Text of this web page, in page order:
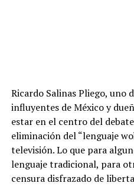
Ricardo Salinas Pliego, uno
influyentes de México y
estar en el centro del
eliminación del “lenguaje
televisión. Lo que para
lenguaje tradicional, para
censura disfrazado de